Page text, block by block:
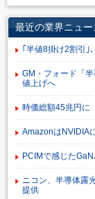
最近の業界ニュー
｢半値8掛け2割引｣
GM・フォード「
値上げへ
時価総額45兆円に
AmazonはNVIDIA
PCIMで感じた
ニコン、半導体露
提供